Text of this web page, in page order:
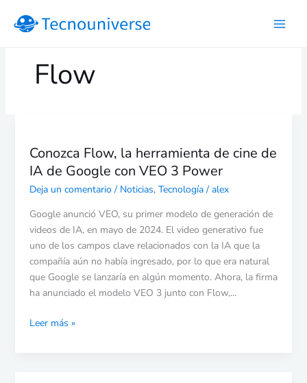
Flow
Conozca Flow, la herramienta de cine de
IA de Google con VEO 3 Power
Deja un comentario / Noticias, Tecnología/ alex
Google anunció VEO, su primer modelo de generación de
videos de IA, en mayo de 2024. El video generativo fue
uno de los campos clave relacionados con la IA que la
compañía aún no había ingresado, por lo que era natural
que Google se lanzaría en algún momento. Ahora, la firma
ha anunciado el modelo VEO 3 junto con Flow,…
la
herramienta
de
de
IA
de
Google
con
VEO
Power
Leer más »